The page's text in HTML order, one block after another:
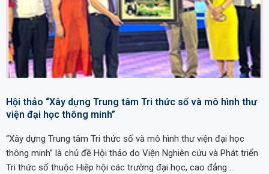
Hội thảo “Xây dựng Trung tâm Tri thức số và mô hình thư
viện đại học thông minh”
“Xây dựng Trung tâm Tri thức số và mô hình thư viện đại học
thông minh” là chủ đề Hội thảo do Viện Nghiên cứu và Phát triển
Tri thức số thuộc Hiệp hội các trường đại học, cao đẳng …